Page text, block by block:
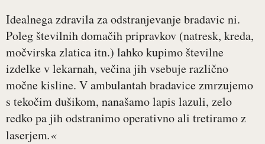
Idealnega zdravila za odstranjevanje bradavic ni.
Poleg številnih domačih pripravkov (natresk, kreda,
močvirska zlatica itn.) lahko kupimo številne
izdelke v lekarnah, večina jih vsebuje različno
močne kisline. V ambulantah bradavice zmrzujemo
s tekočim dušikom, nanašamo lapis lazuli, zelo
redko pa jih odstranimo operativno ali tretiramo z
laserjem.«